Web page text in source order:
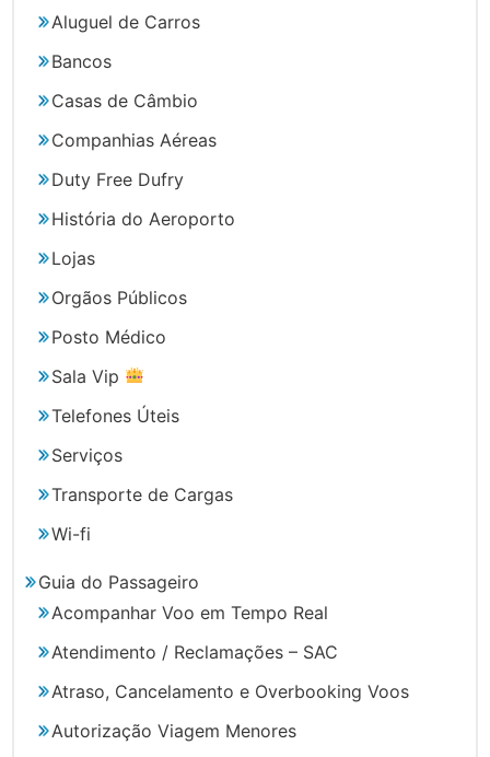
Aluguel de Carros
Bancos
Casas de Câmbio
Companhias Aéreas
Duty Free Dufry
História do Aeroporto
Lojas
Orgãos Públicos
Posto Médico
Sala Vip
Telefones Úteis
Serviços
Transporte de Cargas
Wi-fi
Guia do Passageiro
Acompanhar Voo em Tempo Real
Atendimento / Reclamações – SAC
Atraso, Cancelamento e Overbooking Voos
Autorização Viagem Menores